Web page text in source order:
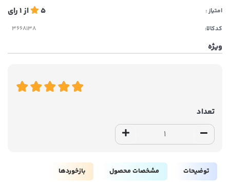
امتیاز : 5 از1رای
کدکالا:
ویژه
تعداد
توضیحات مشخصات محصول بازخوردها